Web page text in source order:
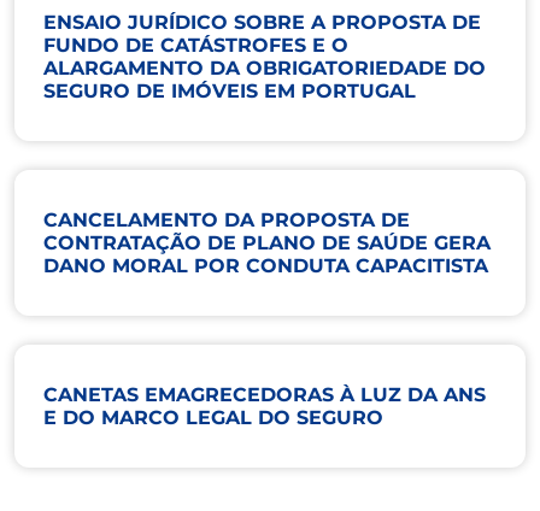
ENSAIO JURÍDICO SOBRE A PROPOSTA DE
FUNDO DE CATÁSTROFES E O
ALARGAMENTO DA OBRIGATORIEDADE DO
SEGURO DE IMÓVEIS EM PORTUGAL
CANCELAMENTO DA PROPOSTA DE
CONTRATAÇÃO DE PLANO DE SAÚDE GERA
DANO MORAL POR CONDUTA CAPACITISTA
CANETAS EMAGRECEDORAS À LUZ DA ANS
E DO MARCO LEGAL DO SEGURO